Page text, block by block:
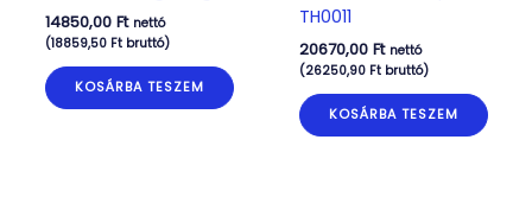
14850,00 Ft nettó
(18859,50 Ftbruttó)
KOSÁRBA TESZEM
TH0011
20670,00 Ft nettó
(26250,90 Ftbruttó)
KOSÁRBA TESZEM